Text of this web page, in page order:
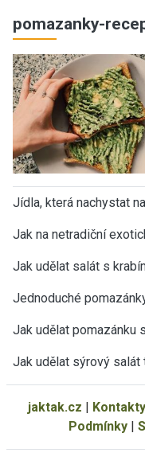
pomazanky-
Jídla, která nachystat
Jak na netradiční
Jak udělat salát s
Jednoduché
Jak udělat pomazánku
Jak udělat sýrový salát
jaktak.cz | Kontakty
Podmínky|